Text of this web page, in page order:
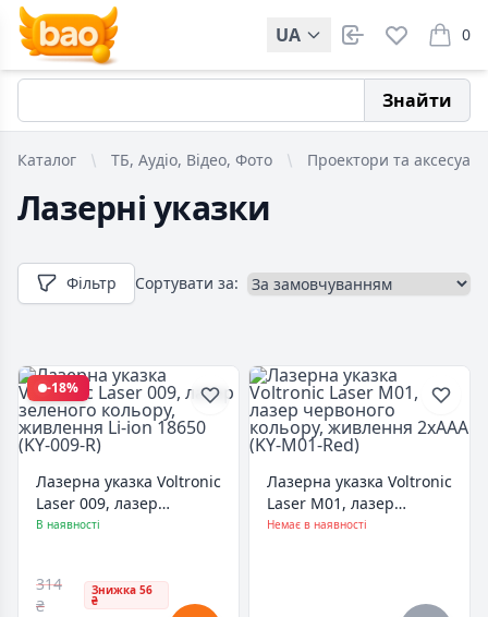
UA 0
items
Знайти
Каталог ТБ, Аудіо, Відео, Фото Проектори та
Лазерні указки
Фільтр Сортувати за:
-18%
Лазерна указка Voltronic
Laser 009, лазер
зеленого кольору,
В наявності
314
₴
Знижка 56
₴
Лазерна указка Voltronic
Laser M01, лазер
червоного кольору,
Немає в наявності